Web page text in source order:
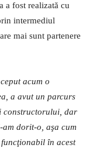
a fost realizată cu
intermediul
mai sunt partenere
acum o
a avut un parcurs
constructorului, dar
dorit-o, aşa cum
în acest